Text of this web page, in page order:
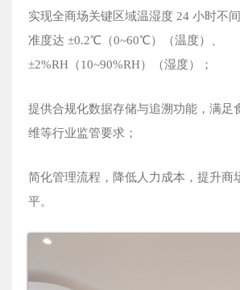
实现全商场关键区域温湿度 24 小时不
准度达 ±0.2℃（0~60℃）（温度）、
±2%RH（10~90%RH）（湿度）；
提供合规化数据存储与追溯功能，满足
维等行业监管要求；
简化管理流程，降低人力成本，提升商
平。